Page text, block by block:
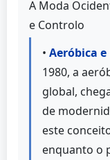
A Moda
e Controlo
• Aeróbica
1980, a
global,
de
este
enquanto o